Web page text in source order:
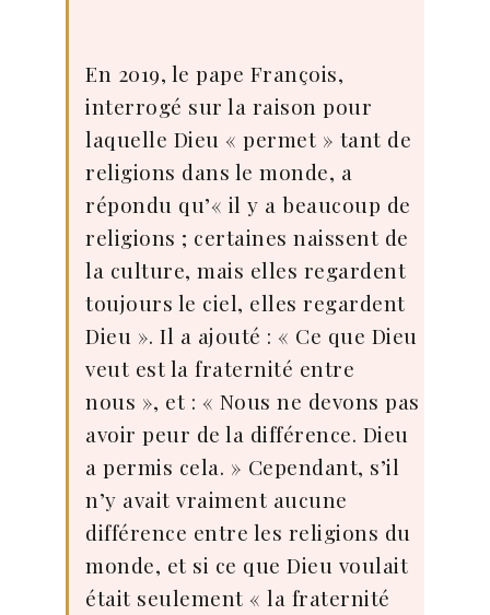
En 2019, le pape François,
interrogé sur la raison pour
laquelle Dieu « permet » tant de
religions dans le monde, a
répondu qu’« il y a beaucoup de
religions ; certaines naissent de
la culture, mais elles regardent
toujours le ciel, elles regardent
Dieu ». Il a ajouté : « Ce que Dieu
veut est la fraternité entre
nous », et : « Nous ne devons pas
avoir peur de la différence. Dieu
a permis cela. » Cependant, s’il
n’y avait vraiment aucune
différence entre les religions du
monde, et si ce que Dieu voulait
était seulement « la fraternité